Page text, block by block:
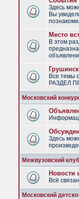
Здесь
Вы
Место
В этом
Все темы
РАЗДЕЛ
Московский
Здесь
Межвузовский
Новости
Всё
Московский